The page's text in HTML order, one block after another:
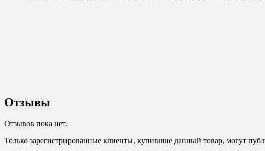
Отзывы
Отзывов пока нет.
Только зарегистрированные клиенты, купившие данный товар, могут